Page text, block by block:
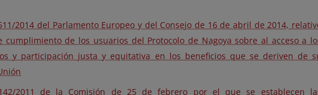
2014 del Parlamento Europeo y del Consejo de 16 de abril de 2014,
cumplimiento de los usuarios del Protocolo de Nagoya sobre al acceso a
y participación justa y equitativa en los beneficios que se deriven de
2011 de la Comisión de 25 de febrero por el que se establecen